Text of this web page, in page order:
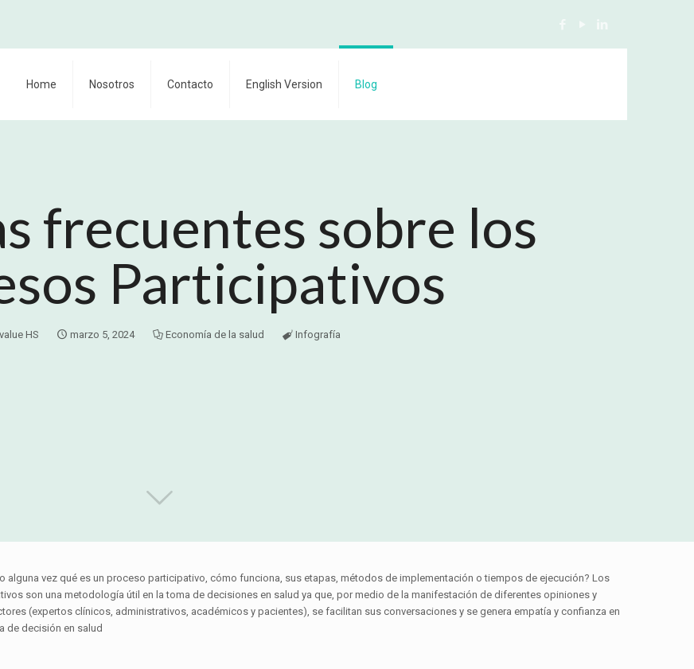
Home Nosotros Contacto English Version Blog
frecuentes sobre los
Participativos
HS marzo 5, 2024 Economía de la salud Infografía
alguna vez qué es un proceso participativo, cómo funciona, sus etapas, métodos de implementación o tiempos de ejecución? Los
son una metodología útil en la toma de decisiones en salud ya que, por medio de la manifestación de diferentes opiniones y
(expertos clínicos, administrativos, académicos y pacientes), se facilitan sus conversaciones y se genera empatía y confianza en
de decisión en salud